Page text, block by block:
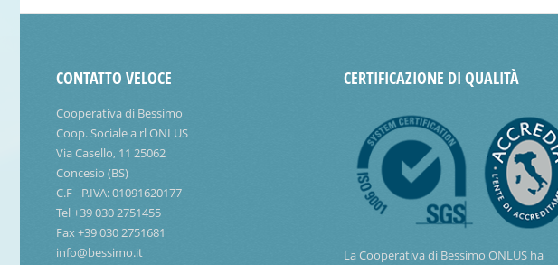
CONTATTO VELOCE
Cooperativa di Bessimo
Coop. Sociale a rl ONLUS
Via Casello, 11 25062
Concesio (BS)
C.F - P.IVA: 01091620177
Tel +39 030 2751455
Fax +39 030 2751681
info@bessimo.it
CERTIFICAZIONE DI QUALITÀ
La Cooperativa di Bessimo ONLUS ha